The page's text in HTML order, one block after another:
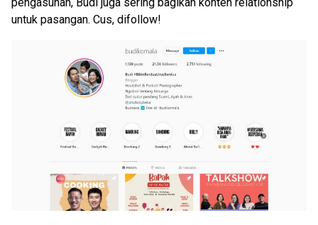
untuk pasangan. Cus, difollow!